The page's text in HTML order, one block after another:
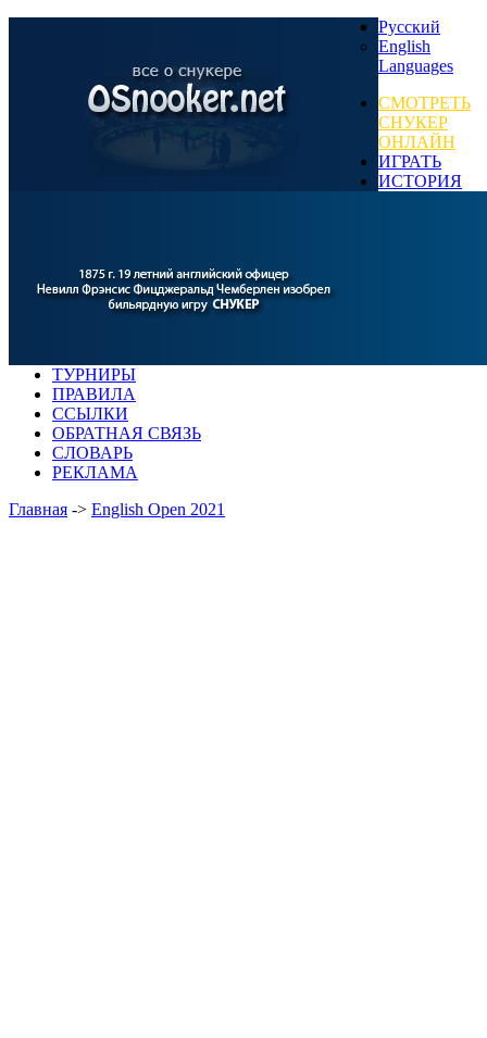
Русский
English
Languages
СМОТРЕТЬ
СНУКЕР
ОНЛАЙН
ИГРАТЬ
ИСТОРИЯ
ТУРНИРЫ
ПРАВИЛА
ССЫЛКИ
ОБРАТНАЯ СВЯЗЬ
СЛОВАРЬ
РЕКЛАМА
Главная -> English Open 2021